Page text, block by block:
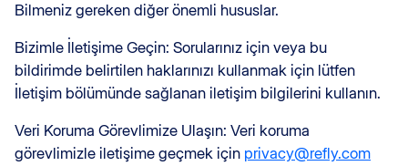
Bilmeniz gereken diğer önemli hususlar.
Bizimle İletişime Geçin: Sorularınız için veya bu
bildirimde belirtilen haklarınızı kullanmak için lütfen
İletişim bölümünde sağlanan iletişim bilgilerini kullanın.
Veri Koruma Görevlimize Ulaşın: Veri koruma
görevlimizle iletişime geçmek için privacy@refly.com